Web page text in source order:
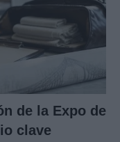
de la Expo de
clave